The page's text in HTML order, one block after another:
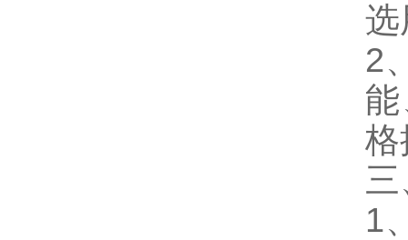
选
2
格
1